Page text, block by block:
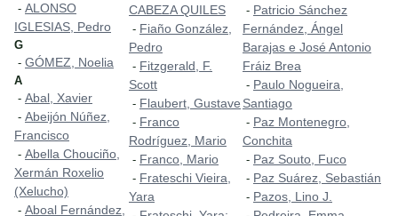
- ALONSO
IGLESIAS, Pedro
G
- GÓMEZ, Noelia
A
- Abal, Xavier
- Abeijón Núñez,
Francisco
- Abella Chouciño,
Xermán Roxelio
(Xelucho)
- Aboal Fernández,
CABEZA QUILES
- Fiaño González,
Pedro
- Fitzgerald, F.
Scott
- Flaubert, Gustave
- Franco
Rodríguez, Mario
- Franco, Mario
- Frateschi Vieira,
Yara
- Patricio Sánchez
Fernández, Ángel
Barajas e José Antonio
Fráiz Brea
- Paulo Nogueira,
Santiago
- Paz Montenegro,
Conchita
- Paz Souto, Fuco
- Paz Suárez, Sebastián
- Pazos, Lino J.